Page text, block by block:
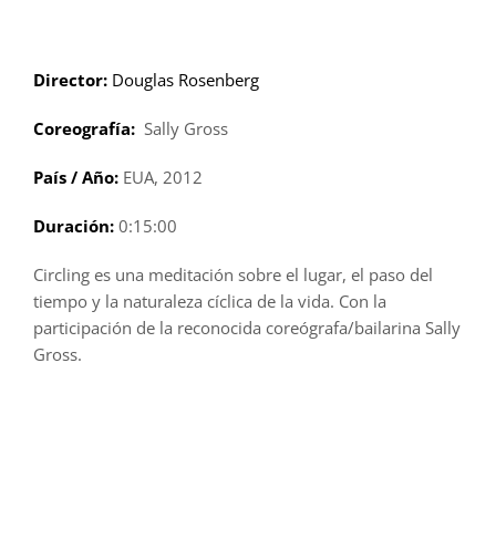
Director: Douglas Rosenberg
Coreografía: Sally Gross
País / Año: EUA, 2012
Duración: 0:15:00
Circling es una meditación sobre el lugar, el paso del
tiempo y la naturaleza cíclica de la vida. Con la
participación de la reconocida coreógrafa/bailarina Sally
Gross.